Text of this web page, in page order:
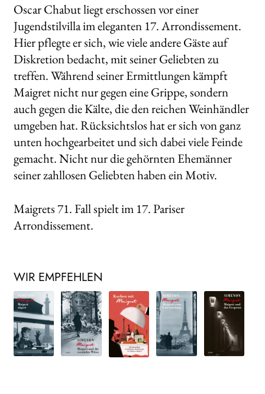
Oscar Chabut liegt erschossen vor einer
Jugendstilvilla im eleganten 17. Arrondissement.
Hier pflegte er sich, wie viele andere Gäste auf
Diskretion bedacht, mit seiner Geliebten zu
treffen. Während seiner Ermittlungen kämpft
Maigret nicht nur gegen eine Grippe, sondern
auch gegen die Kälte, die den reichen Weinhändler
umgeben hat. Rücksichtslos hat er sich von ganz
unten hochgearbeitet und sich dabei viele Feinde
gemacht. Nicht nur die gehörnten Ehemänner
seiner zahllosen Geliebten haben ein Motiv.
Maigrets 71. Fall spielt im 17. Pariser
Arrondissement.
WIR EMPFEHLEN